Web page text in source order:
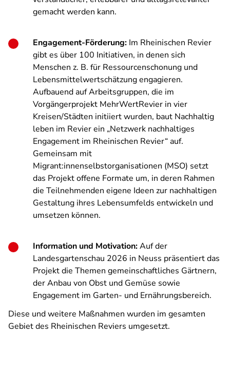
gemacht werden kann.
Engagement-Förderung: Im Rheinischen Revier
gibt es über 100 Initiativen, in denen sich
Menschen z. B. für Ressourcenschonung und
Lebensmittelwertschätzung engagieren.
Aufbauend auf Arbeitsgruppen, die im
Vorgängerprojekt MehrWertRevier in vier
Kreisen/Städten initiiert wurden, baut Nachhaltig
leben im Revier ein „Netzwerk nachhaltiges
Engagement im Rheinischen Revier“ auf.
Gemeinsam mit
Migrant:innenselbstorganisationen (MSO) setzt
das Projekt offene Formate um, in deren Rahmen
die Teilnehmenden eigene Ideen zur nachhaltigen
Gestaltung ihres Lebensumfelds entwickeln und
umsetzen können.
Information und Motivation:Auf der
Landesgartenschau 2026 in Neuss präsentiert das
Projekt die Themen gemeinschaftliches Gärtnern,
der Anbau von Obst und Gemüse sowie
Engagement im Garten- und Ernährungsbereich.
Diese und weitere Maßnahmen wurden im gesamten
Gebiet des Rheinischen Reviers umgesetzt.